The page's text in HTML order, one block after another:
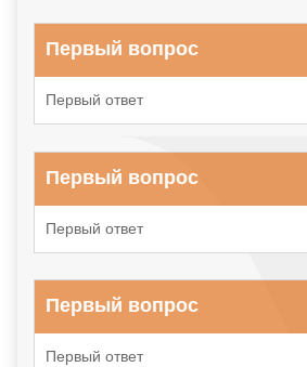
Первый вопрос
Первый ответ
Первый вопрос
Первый ответ
Первый вопрос
Первый ответ